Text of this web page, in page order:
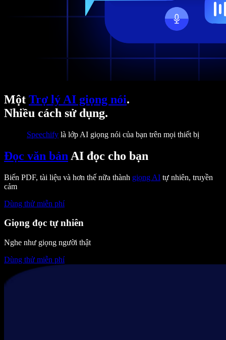
Một Trợ lý AI giọng nói.
Nhiều cách sử dụng.
Speechify là lớp AI giọng nói của bạn trên mọi thiết bị
Đọc văn bản AI đọc cho bạn
Biến PDF, tài liệu và hơn thế nữa thành giọng AI tự nhiên, truyền
cảm
Dùng thử miễn phí
Giọng đọc tự nhiên
Nghe như giọng người thật
Dùng thử miễn phí